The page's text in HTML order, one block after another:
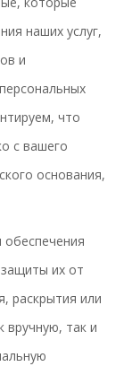
наших услуг,
и
что
с вашего
основания,
их от
раскрытия или
вручную, так и